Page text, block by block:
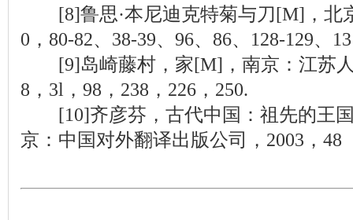
[8]鲁思·本尼迪克特菊与刀[M]，北
0，80-82、38-39、96、86、128-129、
[9]岛崎藤村，家[M]，南京：江苏人
8，3l，98，238，226，250.
[10]齐彦芬，古代中国：祖先的王
京：中国对外翻译出版公司，2003，48